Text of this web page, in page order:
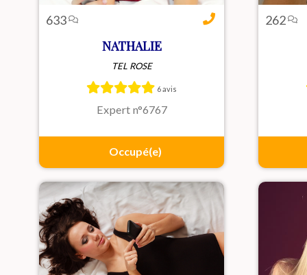
633
NATHALIE
TEL ROSE
6 avis
Expert n°6767
Nathalie, sensuelle et
passionnée, t’offre des échanges
intimes intenses et décomplexés
où tes désirs prennent vie.
Occupé(e)
262